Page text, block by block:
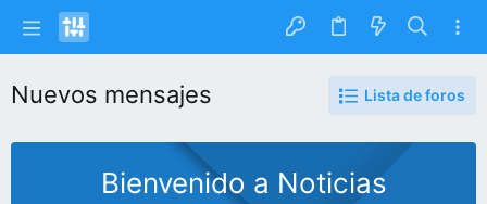
Nuevos mensajes Lista de foros
Bienvenido a Noticias